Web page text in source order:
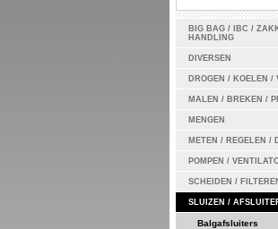
BIG BAG / IBC /
HANDLING
DIVERSEN
DROGEN / KOELEN /
MALEN / BREKEN /
MENGEN
METEN / REGELEN /
POMPEN /
SCHEIDEN /
SLUIZEN /
Balgafsluiters